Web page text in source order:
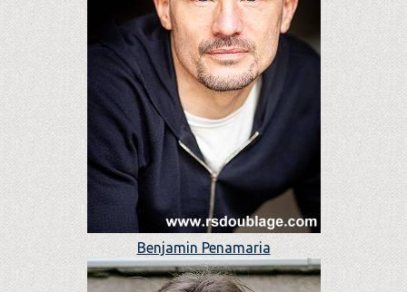
Benjamin Penamaria